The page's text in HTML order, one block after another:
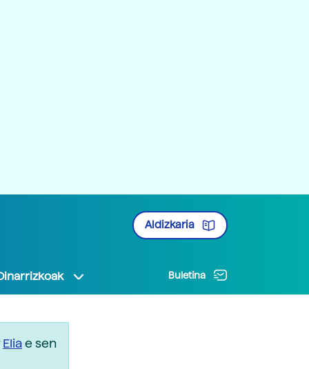
Aldizkaria
Buletina
Eliae sen